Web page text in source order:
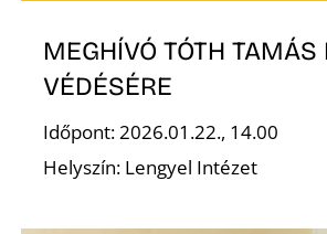
MEGHÍVÓ TÓTH TAMÁS
VÉDÉSÉRE
Időpont: 2026.01.22., 14.00
Helyszín: Lengyel Intézet